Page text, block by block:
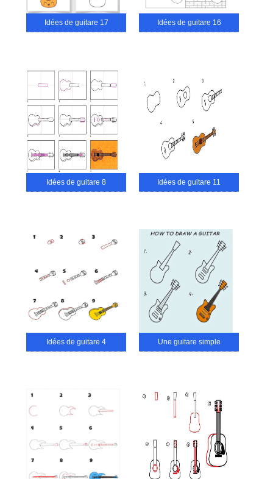
Idées de guitare 17 Idées de guitare 16
Idées de guitare 8 Idées de guitare 11
Idées de guitare 4 Une guitare simple